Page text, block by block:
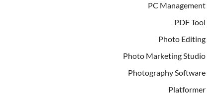
PC Management
PDF Tool
Photo Editing
Photo Marketing Studio
Photography Software
Platformer